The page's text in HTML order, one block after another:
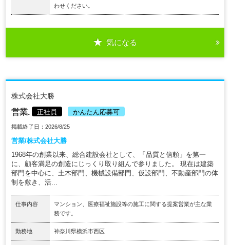
わせください。
気になる
株式会社大勝
営業. 正社員 かんたん応募可
掲載終了日：2026/8/25
営業/株式会社大勝
1968年の創業以来、総合建設会社として、「品質と信頼」を第一
に、顧客満足の創造にじっくり取り組んで参りました。 現在は建築
部門を中心に、土木部門、機械設備部門、仮設部門、不動産部門の体
制を敷き、活...
仕事内容
マンション、医療福祉施設等の施工に関する提案営業が主な業
務です。
勤務地 神奈川県横浜市西区